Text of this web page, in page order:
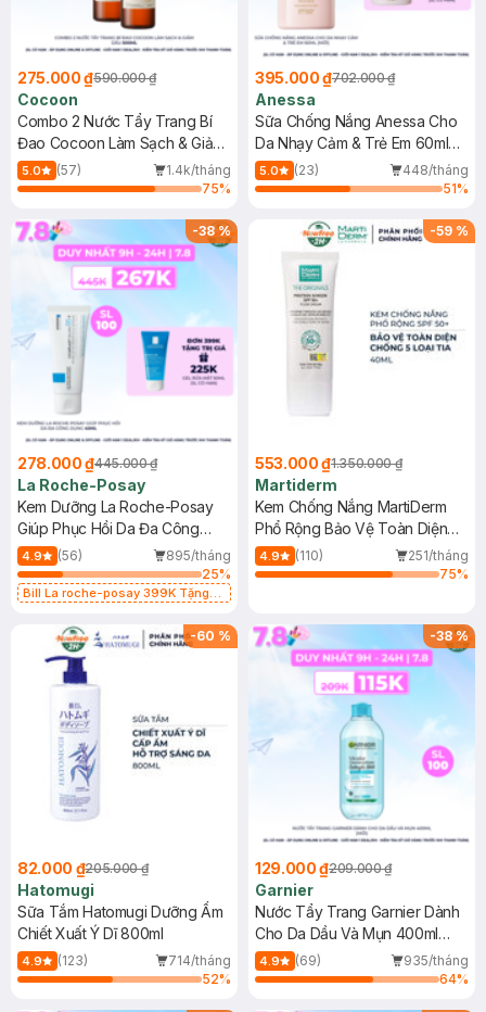
275.000 ₫590.000 ₫
Cocoon
Combo 2 Nước Tẩy Trang Bí
Đao Cocoon Làm Sạch & Giảm
Dầu 500ml
5.0 (57)
1.4k/tháng
75%
395.000 ₫702.000 ₫
Anessa
Sữa Chống Nắng Anessa Cho
Da Nhạy Cảm & Trẻ Em 60ml
(Mới)
5.0 (23)
448/tháng
51%
-38%
278.000 ₫445.000 ₫
La Roche-Posay
Kem Dưỡng La Roche-Posay
Giúp Phục Hồi Da Đa Công
Dụng 40ml
4.9 (56)
895/tháng
25%
Bill La roche-posay 399K Tặng
(SL có hạn)
-59 %
553.000 ₫1.350.000 ₫
Martiderm
Kem Chống Nắng MartiDerm
Phổ Rộng Bảo Vệ Toàn Diện
40ml
4.9 (110)
251/tháng
75%
-60 %
82.000 ₫205.000 ₫
Hatomugi
Sữa Tắm Hatomugi Dưỡng Ẩm
Chiết Xuất Ý Dĩ 800ml
4.9 (123)
714/tháng
52%
-38%
129.000 ₫209.000 ₫
Garnier
Nước Tẩy Trang Garnier Dành
Cho Da Dầu Và Mụn 400ml
(Mới)
4.9 (69)
935/tháng
64%